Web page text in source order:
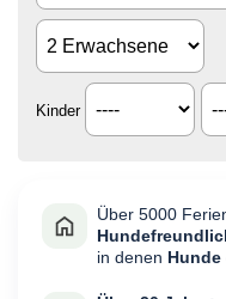
Kinder
Über 5000
in denen